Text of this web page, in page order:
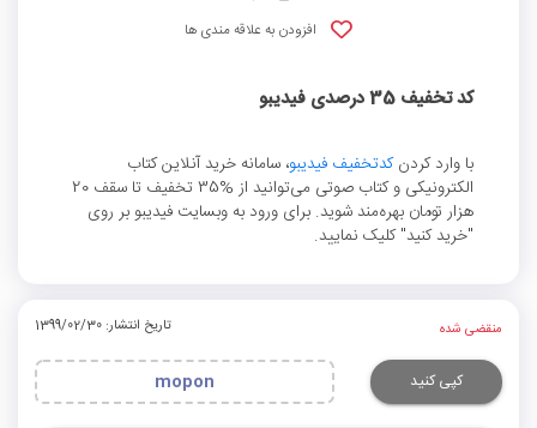
افزودن به علاقه مندی ها
کد تخفیف 35 درصدی فیدیبو
با وارد کردنکدتخفیف فیدیبو، سامانه خرید آنلاین کتاب
الکترونیکی و کتاب صوتی می‌توانید از %35 تخفیف تا سقف 20
هزار تومان بهره‌مند شوید. برای ورود به وبسایت فیدیبو بر روی
"خرید کنید" کلیک نمایید.
منقضی شده تاریخ انتشار: 1399/02/30
کپی کنید mopon